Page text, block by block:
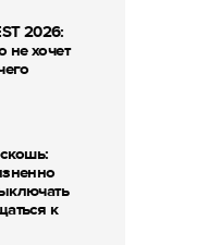
2026:
не хочет
к